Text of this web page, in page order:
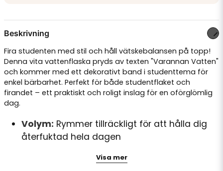
Beskrivning
Fira studenten med stil och håll vätskebalansen på topp!
Denna vita vattenflaska pryds av texten "Varannan Vatten"
och kommer med ett dekorativt band i studenttema för
enkel bärbarhet. Perfekt för både studentflaket och
firandet – ett praktiskt och roligt inslag för en oförglömlig
dag.
Volym: Rymmer tillräckligt för att hålla dig
återfuktad hela dagen
Vit flaska med svart text och
studentband i vitt och guld
Visa mer